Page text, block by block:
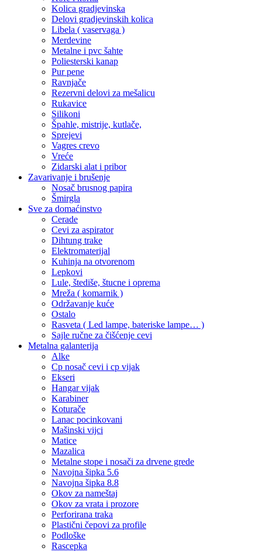
Kolica gradjevinska
Delovi gradjevinskih kolica
Libela ( vaservaga )
Merdevine
Metalne i pvc šahte
Poliesterski kanap
Pur pene
Ravnjače
Rezervni delovi za mešalicu
Rukavice
Silikoni
Špahle, mistrije, kutlače,
Sprejevi
Vagres crevo
Vreće
Zidarski alat i pribor
Zavarivanje i brušenje
Nosač brusnog papira
Šmirgla
Sve za domaćinstvo
Cerade
Cevi za aspirator
Dihtung trake
Elektromaterijal
Kuhinja na otvorenom
Lepkovi
Lule, štediše, štucne i oprema
Mreža ( komarnik )
Održavanje kuće
Ostalo
Rasveta ( Led lampe, bateriske lampe… )
Sajle ručne za čišćenje cevi
Metalna galanterija
Alke
Cp nosač cevi i cp vijak
Ekseri
Hangar vijak
Karabiner
Koturače
Lanac pocinkovani
Mašinski vijci
Matice
Mazalica
Metalne stope i nosači za drvene grede
Navojna šipka 5.6
Navojna šipka 8.8
Okov za nameštaj
Okov za vrata i prozore
Perforirana traka
Plastični čepovi za profile
Podloške
Rascepka